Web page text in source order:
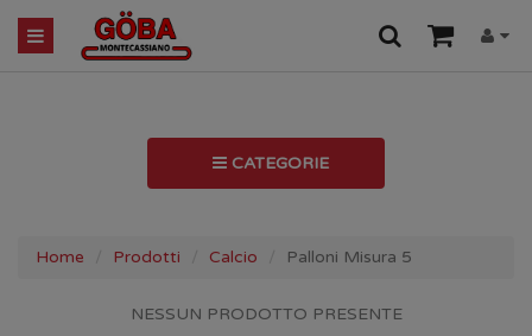
CATEGORIE
Home Prodotti Calcio Palloni Misura 5
NESSUN PRODOTTO PRESENTE